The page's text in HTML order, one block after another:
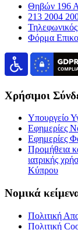
Θηβών 196
213 2004
Φόρμα
Χρήσιμοι
Υπουργείο
Εφημερίες
Εφημερίες
Προμήθεια
ιατρικής
Κύπρου
Νομικά
Πολιτική
Πολιτική